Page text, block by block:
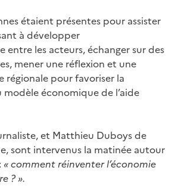
étaient présentes pour assister
à développer
entre les acteurs, échanger sur des
mener une réflexion et une
régionale pour favoriser la
économique de l’aide
et Matthieu Duboys de
sont intervenus la matinée autour
« comment réinventer l’économie
? ».